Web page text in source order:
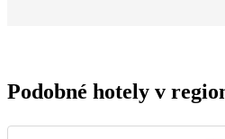
Podobné hotely v